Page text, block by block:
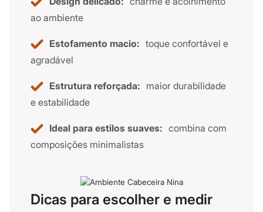
ao ambiente
Estofamento macio: toque confortável e
agradável
Estrutura reforçada: maior durabilidade
e estabilidade
Ideal para estilos suaves: combina com
composições minimalistas
Dicas para escolher e medir